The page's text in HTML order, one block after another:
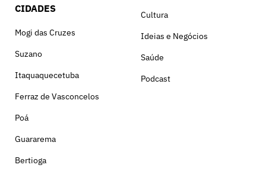
CIDADES
Mogi das Cruzes
Suzano
Itaquaquecetuba
Ferraz de Vasconcelos
Poá
Guararema
Bertioga
Cultura
Ideias e Negócios
Saúde
Podcast